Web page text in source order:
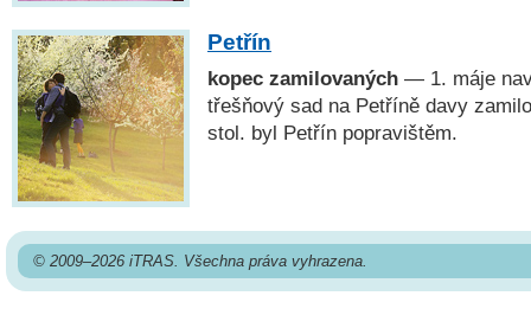
Petřín
kopec zamilovaných — 1. máje
třešňový sad na Petříně davy
stol. byl Petřín popravištěm.
© 2009–2026 iTRAS. Všechna práva vyhrazena.